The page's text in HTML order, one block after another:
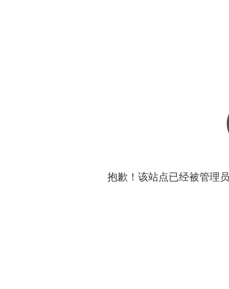
抱歉！该站点已经被管理